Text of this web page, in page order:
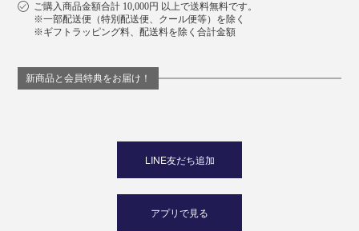
ご購入商品金額合計 10,000円 以上で送料無料です。
※一部配送便（特別配送便、クール便等）を除く
※ギフトラッピング料、配送料を除く合計金額
新商品と会員特典をお届け！
LINE友だち追加
アプリで見る